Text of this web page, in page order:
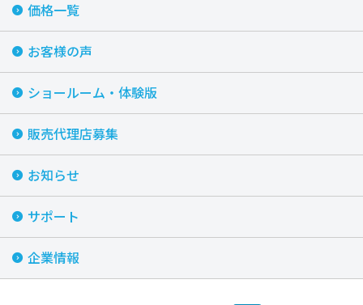
価格一覧
お客様の声
ショールーム・体験版
販売代理店募集
お知らせ
サポート
企業情報